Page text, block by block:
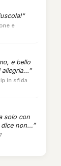
e
e bello
in sfida
solo con
non...”